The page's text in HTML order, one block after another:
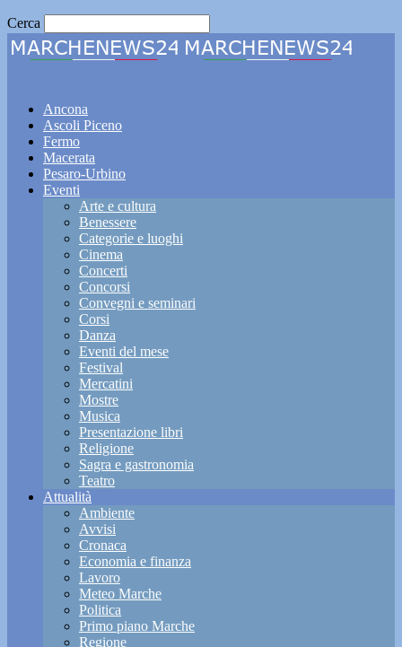
Cerca
Ancona
Ascoli Piceno
Fermo
Macerata
Pesaro-Urbino
Eventi
Arte e cultura
Benessere
Categorie e luoghi
Cinema
Concerti
Concorsi
Convegni e seminari
Corsi
Danza
Eventi del mese
Festival
Mercatini
Mostre
Musica
Presentazione libri
Religione
Sagra e gastronomia
Teatro
Attualità
Ambiente
Avvisi
Cronaca
Economia e finanza
Lavoro
Meteo Marche
Politica
Primo piano Marche
Regione